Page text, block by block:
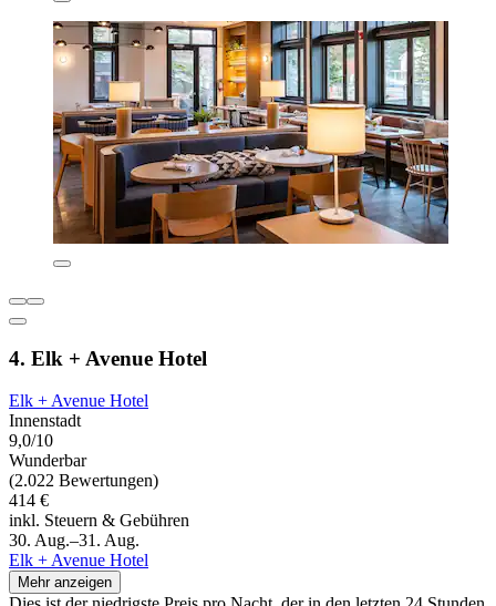
4. Elk + Avenue Hotel
Elk + Avenue Hotel
Innenstadt
9,0/10
Wunderbar
(2.022 Bewertungen)
414 €
inkl. Steuern & Gebühren
30. Aug.–31. Aug.
Elk + Avenue Hotel
Mehr anzeigen